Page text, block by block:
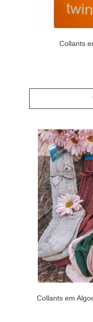
Collants
Collants em